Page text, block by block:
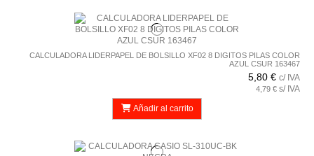
CALCULADORA LIDERPAPEL DE BOLSILLO XF02 8 DIGITOS PILAS COLOR
AZUL CSUR 163467
5,80 € c/ IVA
4,79 € s/ IVA
Añadir al carrito